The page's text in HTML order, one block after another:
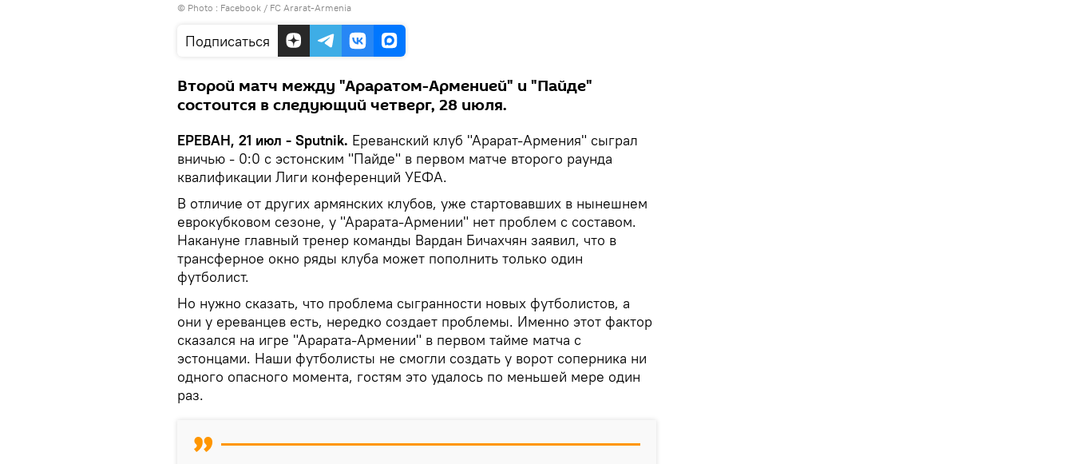
© Photo : Facebook / FC Ararat-Armenia
Подписаться
Второй матч между "Араратом-Арменией" и "Пайде"
состоится в следующий четверг, 28 июля.
ЕРЕВАН, 21 июл - Sputnik. Ереванский клуб "Арарат-Армения" сыграл
вничью - 0:0 с эстонским "Пайде" в первом матче второго раунда
квалификации Лиги конференций УЕФА.
В отличие от других армянских клубов, уже стартовавших в нынешнем
еврокубковом сезоне, у "Арарата-Армении" нет проблем с составом.
Накануне главный тренер команды Вардан Бичахчян заявил, что в
трансферное окно ряды клуба может пополнить только один
футболист.
Но нужно сказать, что проблема сыгранности новых футболистов, а
они у ереванцев есть, нередко создает проблемы. Именно этот фактор
сказался на игре "Арарата-Армении" в первом тайме матча с
эстонцами. Наши футболисты не смогли создать у ворот соперника ни
одного опасного момента, гостям это удалось по меньшей мере один
раз.